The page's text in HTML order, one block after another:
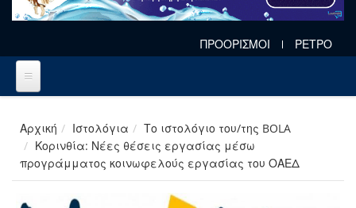
ΠΡΟΟΡΙΣΜΟΙ ΡΕΤΡΟ
Αρχική Ιστολόγια
Το ιστολόγιο του/της BOLA
Κορινθία: Νέες θέσεις εργασίας μέσω
προγράμματος κοινωφελούς εργασίας του ΟΑΕΔ